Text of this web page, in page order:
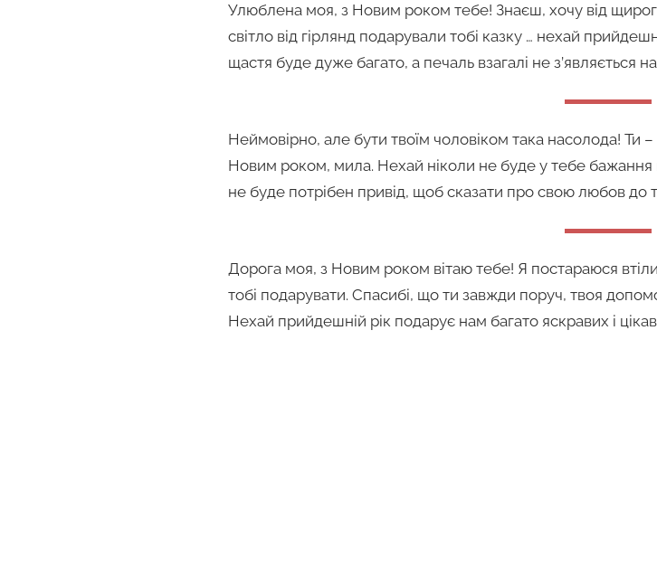
Улюблена моя, з Новим роком тебе! Знаєш, хочу від
світло від гірлянд подарували тобі казку … нехай
щастя буде дуже багато, а печаль взагалі не з’являється
Неймовірно, але бути твоїм чоловіком така насолода! Ти
Новим роком, мила. Нехай ніколи не буде у тебе
не буде потрібен привід, щоб сказати про свою любов до
Дорога моя, з Новим роком вітаю тебе! Я постараюся
тобі подарувати. Спасибі, що ти завжди поруч, твоя
Нехай прийдешній рік подарує нам багато яскравих і